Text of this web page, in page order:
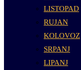
LISTOPAD
RUJAN
KOLOVOZ
SRPANJ
LIPANJ